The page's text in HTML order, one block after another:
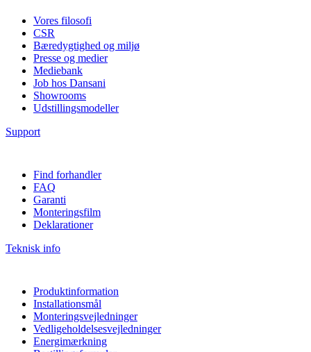
Vores filosofi
CSR
Bæredygtighed og miljø
Presse og medier
Mediebank
Job hos Dansani
Showrooms
Udstillingsmodeller
Support
Find forhandler
FAQ
Garanti
Monteringsfilm
Deklarationer
Teknisk info
Produktinformation
Installationsmål
Monteringsvejledninger
Vedligeholdelsesvejledninger
Energimærkning